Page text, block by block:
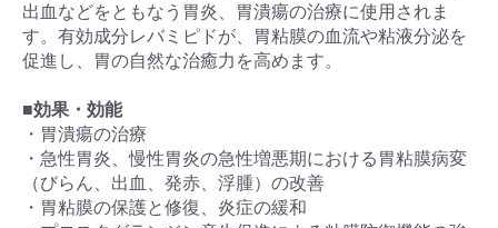
出血などをともなう胃炎、胃潰瘍の治療に使用されま
す。有効成分レバミピドが、胃粘膜の血流や粘液分泌を
促進し、胃の自然な治癒力を高めます。
■効果・効能
・胃潰瘍の治療
・急性胃炎、慢性胃炎の急性増悪期における胃粘膜病変
（びらん、出血、発赤、浮腫）の改善
・胃粘膜の保護と修復、炎症の緩和